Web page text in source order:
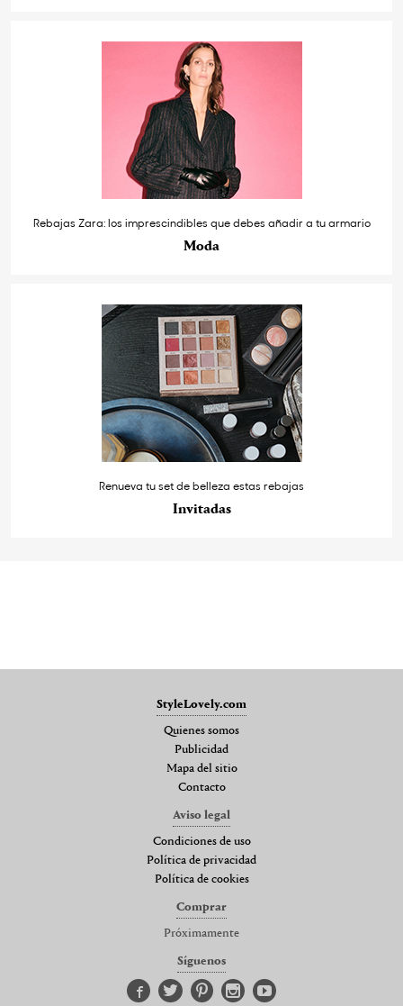
Rebajas Zara: los imprescindibles que debes añadir a tu armario
Moda
Renueva tu set de belleza estas rebajas
Invitadas
StyleLovely.com
Quienes somos
Publicidad
Mapa del sitio
Contacto
Aviso legal
Condiciones de uso
Política de privacidad
Política de cookies
Comprar
Próximamente
Síguenos